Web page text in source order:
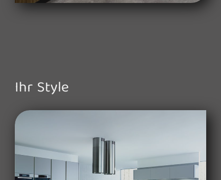
Ihr Style